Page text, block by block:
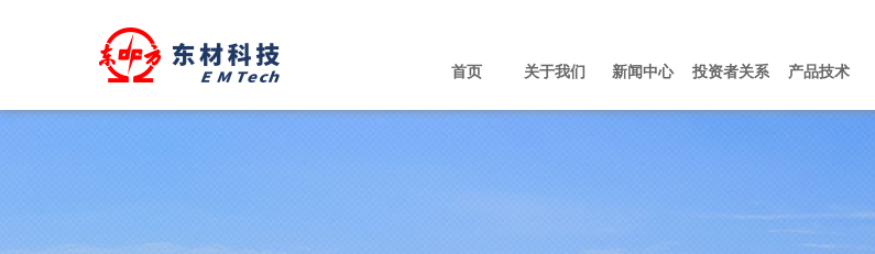
首页 关于我们 新闻中心 投资者关系 产品技术